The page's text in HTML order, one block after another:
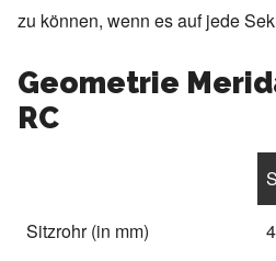
zu können, wenn es auf jede
Geometrie
RC
S
Sitzrohr (in mm)